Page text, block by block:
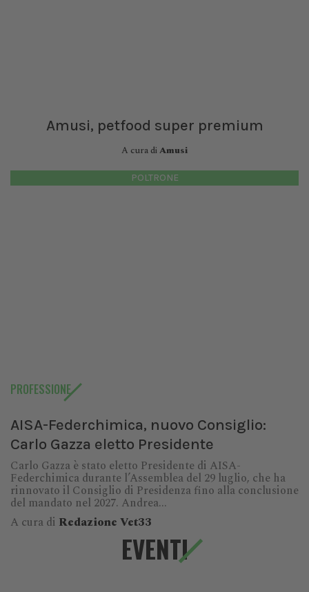
Amusi, petfood super premium
A cura diAmusi
POLTRONE
PROFESSIONE
AISA-Federchimica, nuovo Consiglio:
Carlo Gazza eletto Presidente
Carlo Gazza è stato eletto Presidente di AISA-
Federchimica durante l’Assemblea del 29 luglio, che ha
rinnovato il Consiglio di Presidenza fino alla conclusione
del mandato nel 2027. Andrea...
A cura di Redazione Vet33
EVENTI